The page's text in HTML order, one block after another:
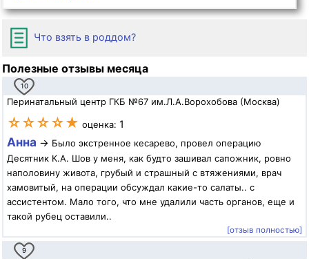
Что взять в роддом?
Полезные отзывы месяца
10
Перинатальный центр ГКБ №67 им.Л.А.Ворохобова (Москва)
☆☆☆☆★ оценка: 1
Анна → Было экстренное кесарево, провел операцию
Десятник К.А. Шов у меня, как будто зашивал сапожник, ровно
наполовину живота, грубый и страшный с втяжениями, врач
хамовитый, на операции обсуждал какие-то салаты.. с
ассистентом. Мало того, что мне удалили часть органов, еще и
такой рубец оставили..
[отзыв полностью]
9